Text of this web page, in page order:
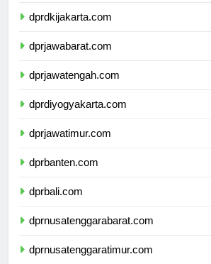
dprdkijakarta.com
dprjawabarat.com
dprjawatengah.com
dprdiyogyakarta.com
dprjawatimur.com
dprbanten.com
dprbali.com
dprnusatenggarabarat.com
dprnusatenggaratimur.com